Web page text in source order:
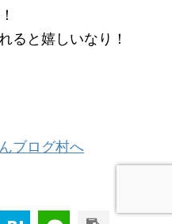
ると嬉しいなり！